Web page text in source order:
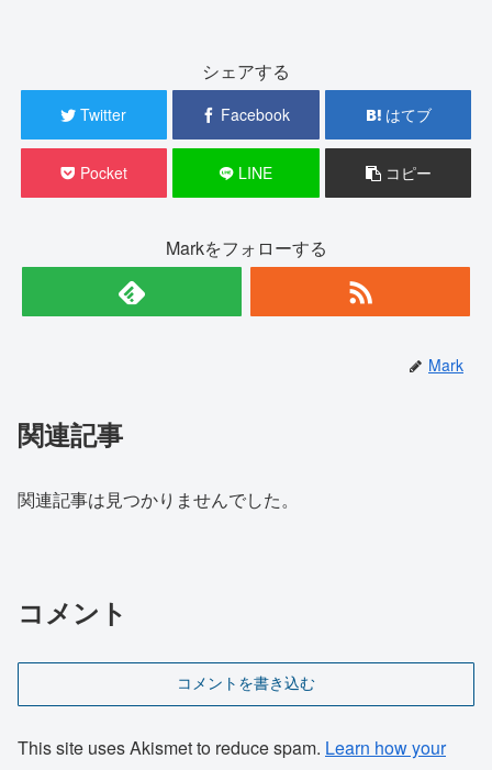
シェアする
Twitter Facebook はてブ
Pocket LINE コピー
Markをフォローする
Mark
関連記事
関連記事は見つかりませんでした。
コメント
コメントを書き込む
This site uses Akismet to reduce spam. Learn how your